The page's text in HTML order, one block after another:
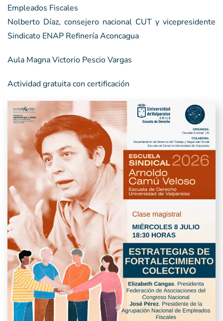
Empleados Fiscales
Nolberto Díaz, consejero nacional CUT y vicepresidente
Sindicato ENAP Refinería Aconcagua
Aula Magna Victorio Pescio Vargas
Actividad gratuita con certificación